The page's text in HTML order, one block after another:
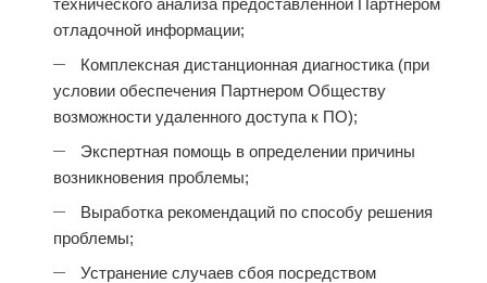
технического анализа предоставленной Партнером
отладочной информации;
Комплексная дистанционная диагностика (при
условии обеспечения Партнером Обществу
возможности удаленного доступа к ПО);
Экспертная помощь в определении причины
возникновения проблемы;
Выработка рекомендаций по способу решения
проблемы;
Устранение случаев сбоя посредством